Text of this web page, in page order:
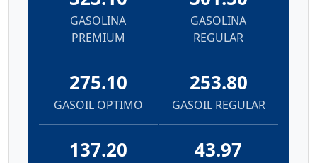
GASOLINA
PREMIUM
GASOLINA
REGULAR
275.10
GASOIL OPTIMO
253.80
GASOIL REGULAR
137.20 43.97